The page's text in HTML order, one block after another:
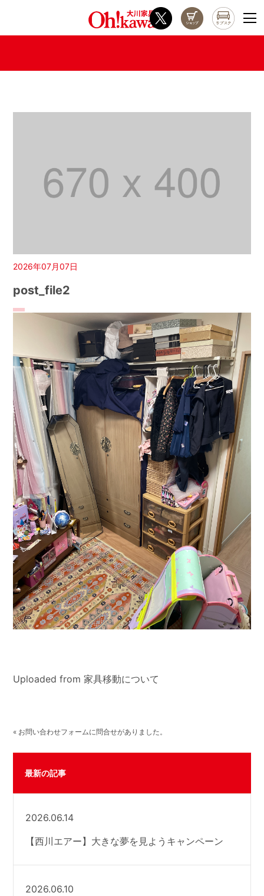
2026年07月07日
post_file2
Uploaded from 家具移動について
« お問い合わせフォームに問合せがありました。
最新の記事
2026.06.14
【西川エアー】大きな夢を見ようキャンペーン
2026.06.10